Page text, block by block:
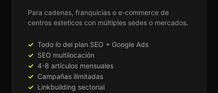
Para cadenas, franquicias o e-commerce de
centros esteticos con múltiples sedes o mercados.
Todo lo del plan SEO + Google Ads
SEO multilocación
4-8 artículos mensuales
Campañas ilimitadas
Linkbuilding sectorial